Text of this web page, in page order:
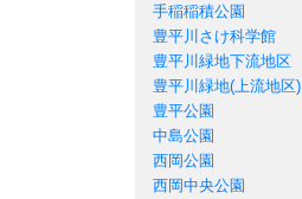
手稲稲積公園
豊平川さけ科学館
豊平川緑地下流地区
豊平川緑地(上流地区)
豊平公園
中島公園
西岡公園
西岡中央公園